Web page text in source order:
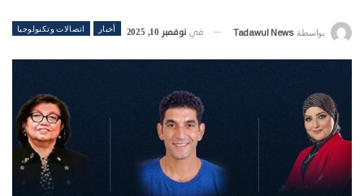
أخبار اتصالات وتكنولوجيا بواسطة Tadawul News في نوفمبر 10, 2025